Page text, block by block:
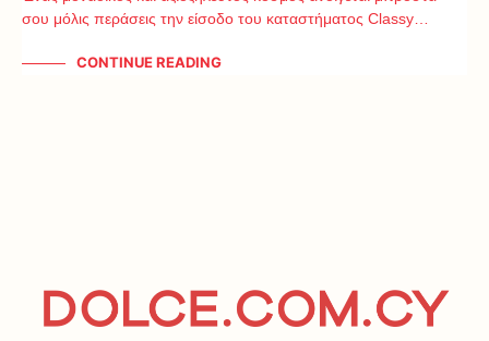
σου μόλις περάσεις την είσοδο του καταστήματος Classy…
CONTINUE READING